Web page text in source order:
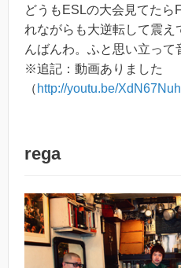
どうもESLの大会見てたら
れながらも大逆転して震え
んばんわ。ふと思い立って
※追記：動画ありました
（ http://youtu.be/
rega